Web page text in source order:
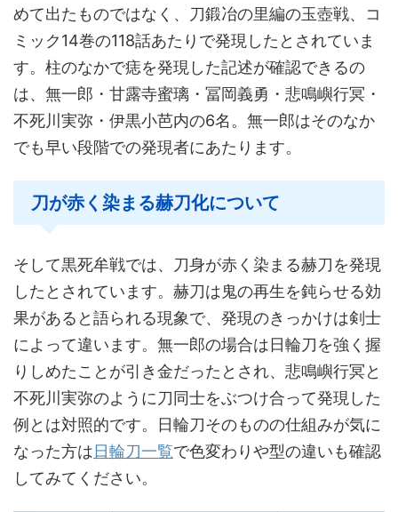
めて出たものではなく、刀鍛冶の里編の玉壺戦、コ
ミック14巻の118話あたりで発現したとされていま
す。柱のなかで痣を発現した記述が確認できるの
は、無一郎・甘露寺蜜璃・冨岡義勇・悲鳴嶼行冥・
不死川実弥・伊黒小芭内の6名。無一郎はそのなか
でも早い段階での発現者にあたります。
刀が赤く染まる赫刀化について
そして黒死牟戦では、刀身が赤く染まる赫刀を発現
したとされています。赫刀は鬼の再生を鈍らせる効
果があると語られる現象で、発現のきっかけは剣士
によって違います。無一郎の場合は日輪刀を強く握
りしめたことが引き金だったとされ、悲鳴嶼行冥と
不死川実弥のように刀同士をぶつけ合って発現した
例とは対照的です。日輪刀そのものの仕組みが気に
なった方は日輪刀一覧で色変わりや型の違いも確認
してみてください。